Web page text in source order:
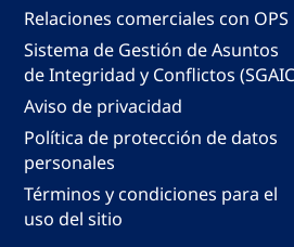
Relaciones comerciales con OPS
Sistema de Gestión de Asuntos
de Integridad y Conflictos
Aviso de privacidad
Política de protección de datos
personales
Términos y condiciones para el
uso del sitio